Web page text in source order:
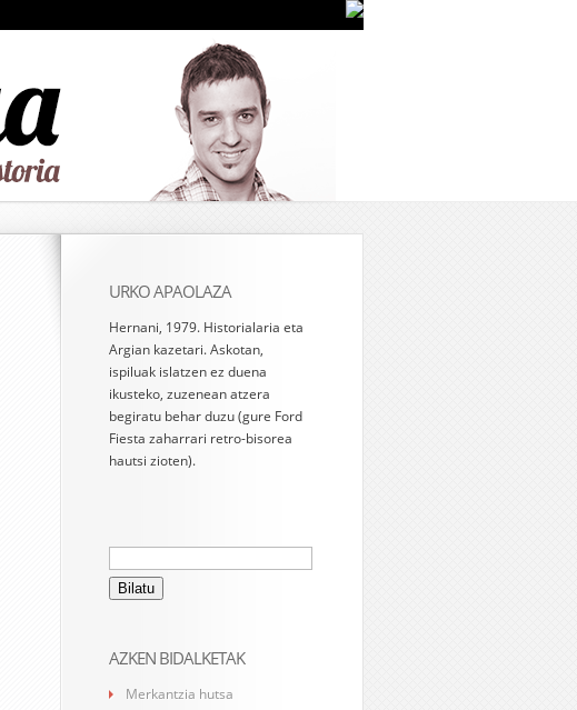
URKO APAOLAZA
Hernani, 1979. Historialaria eta
Argian kazetari. Askotan,
ispiluak islatzen ez duena
ikusteko, zuzenean atzera
begiratu behar duzu (gure Ford
Fiesta zaharrari retro-bisorea
hautsi zioten).
Bilatu:
AZKEN BIDALKETAK
Merkantzia hutsa